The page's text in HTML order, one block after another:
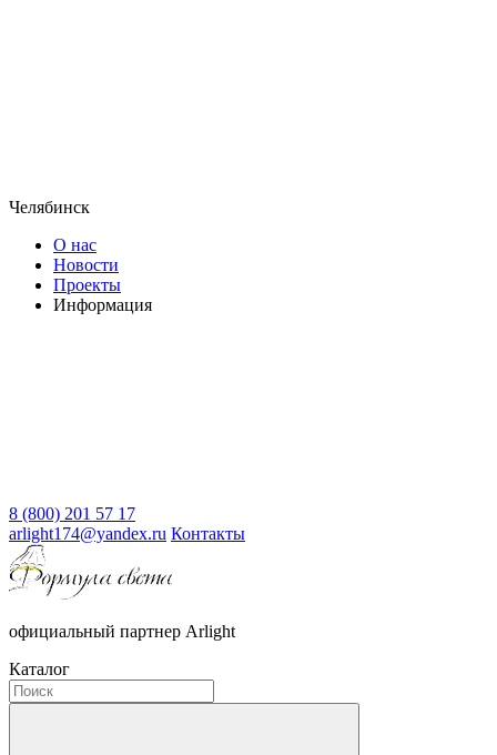
Челябинск
О нас
Новости
Проекты
Информация
8 (800) 201 57 17
arlight174@yandex.ru Контакты
официальный партнер Arlight
Каталог